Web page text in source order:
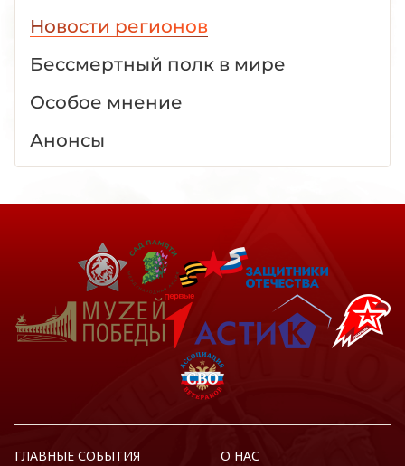
Новости регионов
Бессмертный полк в мире
Особое мнение
Анонсы
ГЛАВНЫЕ СОБЫТИЯ О НАС